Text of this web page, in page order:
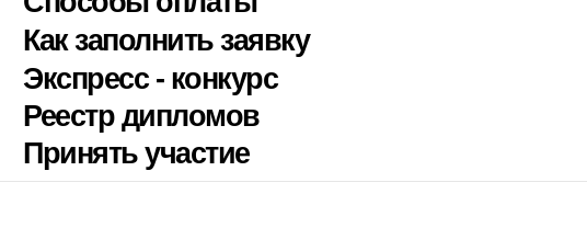
Как заполнить заявку
Экспресс - конкурс
Реестр дипломов
Принять участие